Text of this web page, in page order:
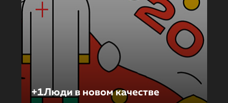
+1Люди в новом качестве